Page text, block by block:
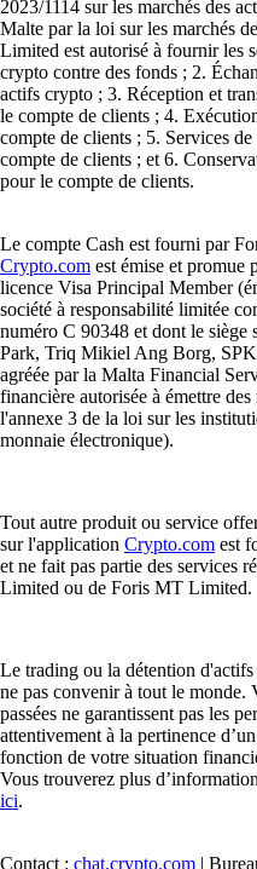
2023/1114 sur les marchés des
Malte par la loi sur les marchés
Limited est autorisé à fournir les
crypto contre des fonds ; 2.
actifs crypto ; 3. Réception et
le compte de clients ; 4.
compte de clients ; 5. Services
compte de clients ; et 6.
pour le compte de clients.
Le compte Cash est fourni par
Crypto.com est émise et promue
licence Visa Principal Member
société à responsabilité limitée
numéro C 90348 et dont le siège
Park, Triq Mikiel Ang Borg,
agréée par la Malta Financial
financière autorisée à émettre
l'annexe 3 de la loi sur les
monnaie électronique).
Tout autre produit ou service
sur l'application Crypto.com est
et ne fait pas partie des services
Limited ou de Foris MT Limited.
Le trading ou la détention
ne pas convenir à tout le monde.
passées ne garantissent pas les
attentivement à la pertinence
fonction de votre situation
Vous trouverez plus
ici.
Contact : chat.crypto.com |